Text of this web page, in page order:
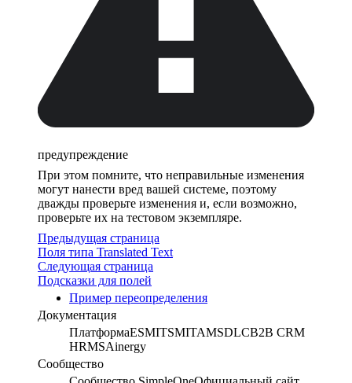
предупреждение
При этом помните, что неправильные изменения
могут нанести вред вашей системе, поэтому
дважды проверьте изменения и, если возможно,
проверьте их на тестовом экземпляре.
Предыдущая страница
Поля типа Translated Text
Следующая страница
Подсказки для полей
Пример переопределения
Документация
ПлатформаESMITSMITAMSDLCB2B CRM
HRMSAinergy
Сообщество